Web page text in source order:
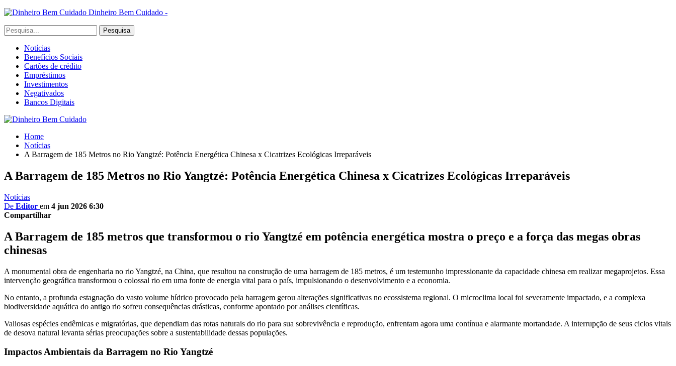
Dinheiro Bem Cuidado -
Notícias
Benefícios Sociais
Cartões de crédito
Empréstimos
Investimentos
Negativados
Bancos Digitais
Home
Notícias
A Barragem de 185 Metros no Rio Yangtzé: Potência Energética Chinesa x Cicatrizes Ecológicas Irreparáveis
A Barragem de 185 Metros no Rio Yangtzé: Potência Energética Chinesa x Cicatrizes Ecológicas Irreparáveis
Notícias
De Editor em 4 jun 2026 6:30
Compartilhar
A Barragem de 185 metros que transformou o rio Yangtzé em potência energética mostra o preço e a força das megas obras
chinesas
A monumental obra de engenharia no rio Yangtzé, na China, que resultou na construção de uma barragem de 185 metros, é um testemunho impressionante da capacidade chinesa em realizar megaprojetos. Essa
intervenção geográfica transformou o colossal rio em uma fonte de energia vital para o país, impulsionando o desenvolvimento e a economia.
No entanto, a profunda estagnação do vasto volume hídrico provocado pela barragem gerou alterações significativas no ecossistema regional. O microclima local foi severamente impactado, e a complexa
biodiversidade aquática do antigo rio sofreu consequências drásticas, conforme apontado por análises científicas.
Valiosas espécies endêmicas e migratórias, que dependiam das rotas naturais do rio para sua sobrevivência e reprodução, enfrentam agora uma contínua e alarmante mortandade. A interrupção de seus ciclos vitais
de desova natural levanta sérias preocupações sobre a sustentabilidade dessas populações.
Impactos Ambientais da Barragem no Rio Yangtzé